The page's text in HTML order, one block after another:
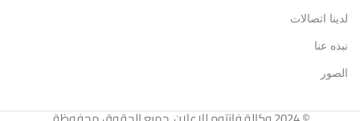
لدينا اتصالات
نبذه عنا
الصور